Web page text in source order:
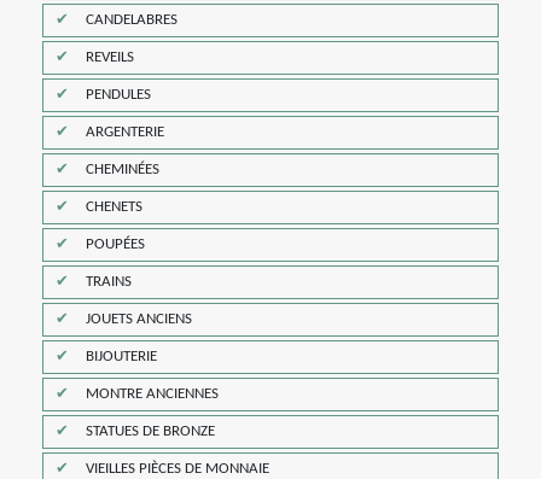
CANDELABRES
REVEILS
PENDULES
ARGENTERIE
CHEMINÉES
CHENETS
POUPÉES
TRAINS
JOUETS ANCIENS
BIJOUTERIE
MONTRE ANCIENNES
STATUES DE BRONZE
VIEILLES PIÈCES DE MONNAIE